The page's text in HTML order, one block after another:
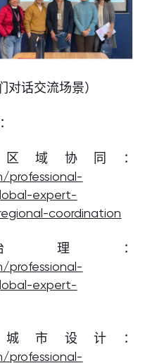
对话交流场景）
域协同：
expert-
coordination
理：
expert-
市设计：